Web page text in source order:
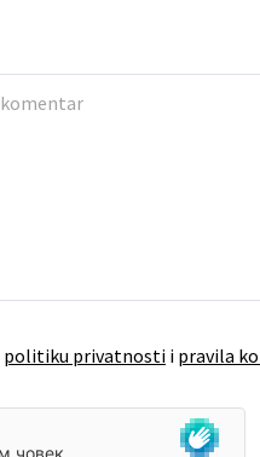
politiku privatnosti i pravila